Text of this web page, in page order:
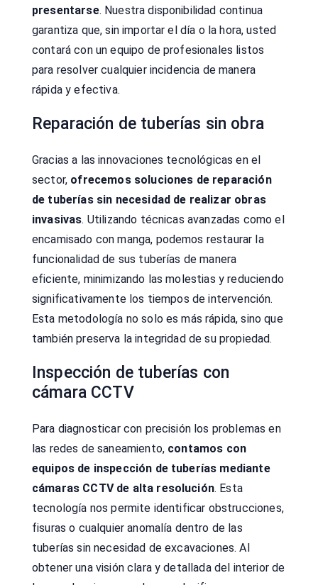
presentarse. Nuestra disponibilidad continua
garantiza que, sin importar el día o la hora, usted
contará con un equipo de profesionales listos
para resolver cualquier incidencia de manera
rápida y efectiva.
Reparación de tuberías sin obra
Gracias a las innovaciones tecnológicas en el
sector, ofrecemos soluciones de reparación
de tuberías sin necesidad de realizar obras
invasivas. Utilizando técnicas avanzadas como el
encamisado con manga, podemos restaurar la
funcionalidad de sus tuberías de manera
eficiente, minimizando las molestias y reduciendo
significativamente los tiempos de intervención.
Esta metodología no solo es más rápida, sino que
también preserva la integridad de su propiedad.
Inspección de tuberías con
cámara CCTV
Para diagnosticar con precisión los problemas en
las redes de saneamiento, contamos con
equipos de inspección de tuberías mediante
cámaras CCTV de alta resolución. Esta
tecnología nos permite identificar obstrucciones,
fisuras o cualquier anomalía dentro de las
tuberías sin necesidad de excavaciones. Al
obtener una visión clara y detallada del interior de